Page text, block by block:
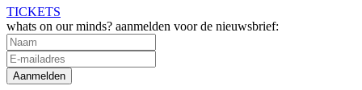
TICKETS
whats on our minds? aanmelden voor de nieuwsbrief: